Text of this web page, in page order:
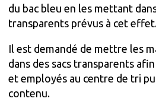
du bac bleu en les mettant
transparents prévus à cet
Il est demandé de mettre les
dans des sacs transparents
et employés au centre de tri
contenu.